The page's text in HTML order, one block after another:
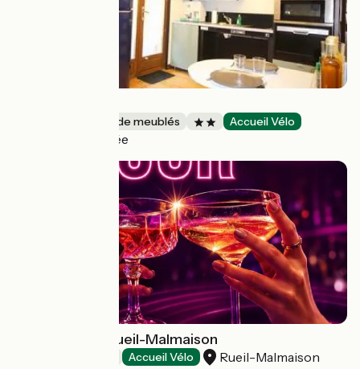
Gîtes et locations de meublés Accueil Vélo
Nesles-la-Vallée
Novotel Paris Rueil-Malmaison
Accueil Vélo Rueil-Malmaison